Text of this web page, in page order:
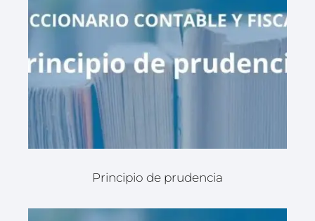
Principio de prudencia